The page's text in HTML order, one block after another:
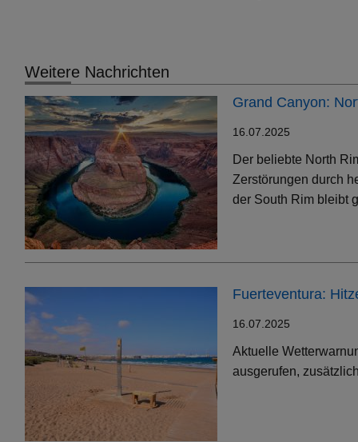
Weitere Nachrichten
Grand Canyon:
16.07.2025
Der beliebte North
Zerstörungen durch
der South Rim bleibt
Fuerteventura:
16.07.2025
Aktuelle
ausgerufen,